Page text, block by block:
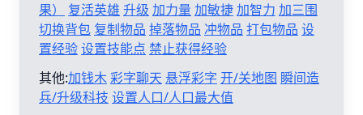
果）
复活英雄 升级 加力量 加敏捷加智力 加三围
切换背包 复制物品 掉落物品 冲物品 打包物品 设
置经验设置技能点 禁止获得经验
其他:加钱木彩字聊天 悬浮彩字 开/关地图 瞬间造
兵/升级科技 设置人口/人口最大值